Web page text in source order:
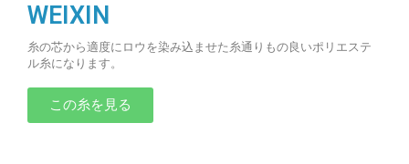
WEIXIN
糸の芯から適度にロウを染み込ませた糸通りもの良いポリエステ
ル糸になります。
この糸を見る